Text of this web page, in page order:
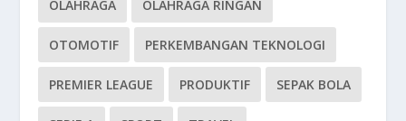
OLAHRAGA OLAHRAGA RINGAN
OTOMOTIF PERKEMBANGAN TEKNOLOGI
PREMIER LEAGUE PRODUKTIF SEPAK BOLA